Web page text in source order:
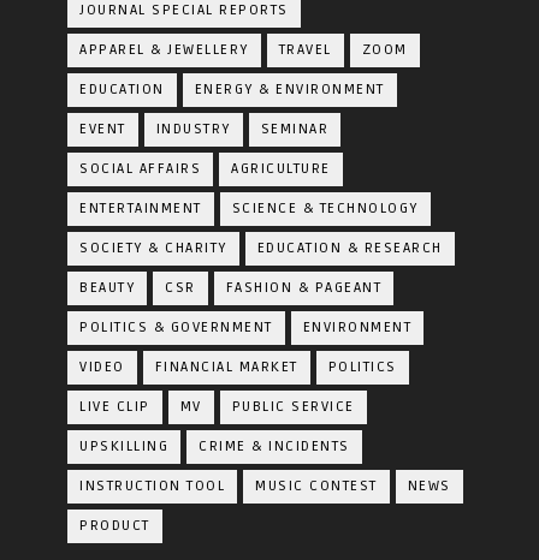
JOURNAL SPECIAL REPORTS
APPAREL & JEWELLERY TRAVEL ZOOM
EDUCATION ENERGY & ENVIRONMENT
EVENT INDUSTRY SEMINAR
SOCIAL AFFAIRS AGRICULTURE
ENTERTAINMENT SCIENCE & TECHNOLOGY
SOCIETY & CHARITY EDUCATION & RESEARCH
BEAUTY CSR FASHION & PAGEANT
POLITICS & GOVERNMENT ENVIRONMENT
VIDEO FINANCIAL MARKET POLITICS
LIVE CLIP MV PUBLIC SERVICE
UPSKILLING CRIME & INCIDENTS
INSTRUCTION TOOL MUSIC CONTEST NEWS
PRODUCT